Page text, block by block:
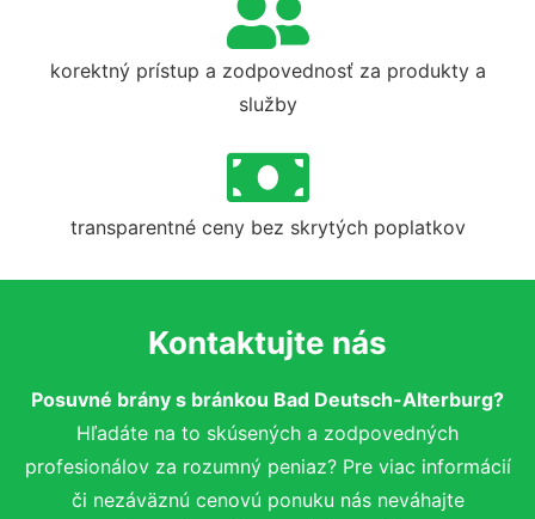
korektný prístup a zodpovednosť za produkty a
služby
transparentné ceny bez skrytých poplatkov
Kontaktujte nás
Posuvné brány s bránkou Bad Deutsch-Alterburg?
Hľadáte na to skúsených a zodpovedných
profesionálov za rozumný peniaz? Pre viac informácií
či nezáväznú cenovú ponuku nás neváhajte